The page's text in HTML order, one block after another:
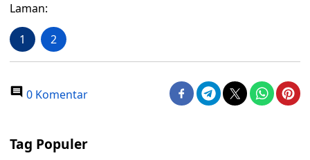
Laman:
1 2
0 Komentar
Tag Populer